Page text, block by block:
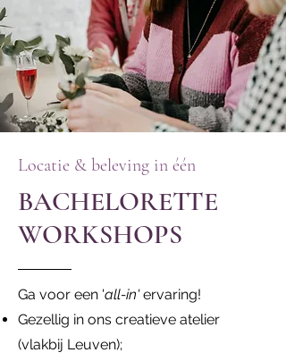
Locatie & beleving in één
BACHELORETTE
WORKSHOPS
Ga voor een 'all-in'ervaring!
Gezellig in ons creatieve atelier
(vlakbij Leuven);